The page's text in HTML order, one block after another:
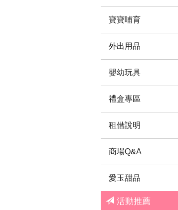
寶寶哺育
外出用品
嬰幼玩具
禮盒專區
租借說明
商場Q&A
愛玉甜品
活動推薦